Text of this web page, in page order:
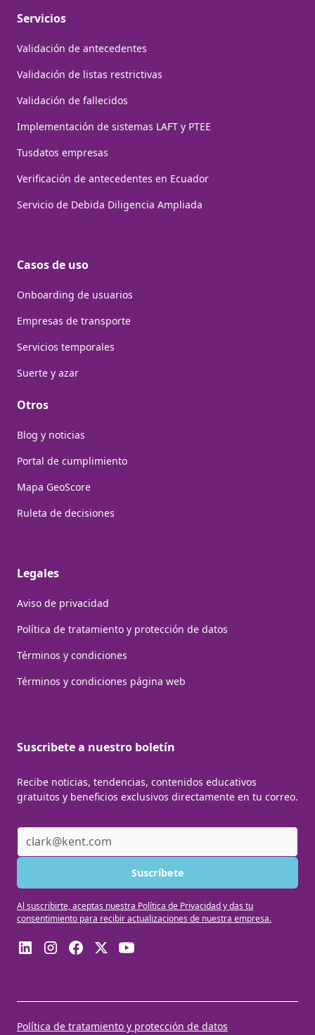
Servicios
Validación de antecedentes
Validación de listas restrictivas
Validación de fallecidos
Implementación de sistemas LAFT y PTEE
Tusdatos empresas
Verificación de antecedentes en Ecuador
Servicio de Debida Diligencia Ampliada
Casos de uso
Onboarding de usuarios
Empresas de transporte
Servicios temporales
Suerte y azar
Otros
Blog y noticias
Portal de cumplimiento
Mapa GeoScore
Ruleta de decisiones
Legales
Aviso de privacidad
Política de tratamiento y protección de datos
Términos y condiciones
Términos y condiciones página web
Suscribete a nuestro boletín
Recibe noticias, tendencias, contenidos educativos
gratuitos y beneficios exclusivos directamente en tu correo.
Al suscribirte, aceptas nuestra Política de Privacidad y das tu
consentimiento para recibir actualizaciones de nuestra empresa.
Política de tratamiento y protección de datos